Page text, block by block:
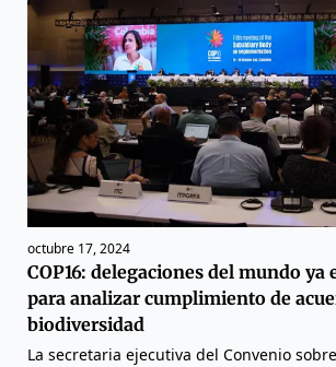
octubre 17, 2024
COP16: delegaciones del mundo ya
para analizar cumplimiento de
biodiversidad
La secretaria ejecutiva del Convenio